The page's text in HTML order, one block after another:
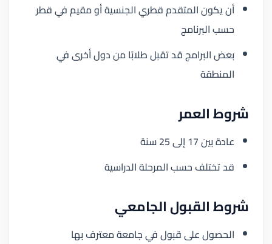
أن يكون المتقدم قطري الجنسية أو مقيم في قطر
حسب البرنامج
بعض البرامج قد تقبل طلابًا من دول أخرى في
المنطقة
شروط العمر
عادة بين 17 إلى 25 سنة
قد تختلف حسب المرحلة الدراسية
شروط القبول الجامعي
الحصول على قبول في جامعة معترف بها